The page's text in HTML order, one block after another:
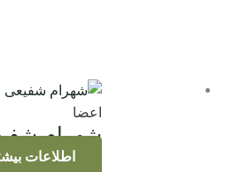
اعضا
شهرام
اطلاعات